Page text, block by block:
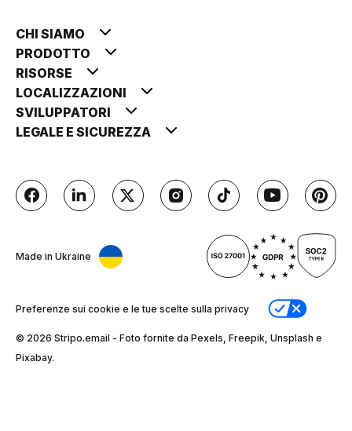
CHI SIAMO
PRODOTTO
RISORSE
LOCALIZZAZIONI
SVILUPPATORI
LEGALE E SICUREZZA
Made in Ukraine
Preferenze sui cookie e le tue scelte sulla privacy
© 2026 Stripо.email - Foto fornite da Pexels, Freepik, Unsplash e
Pixabay.